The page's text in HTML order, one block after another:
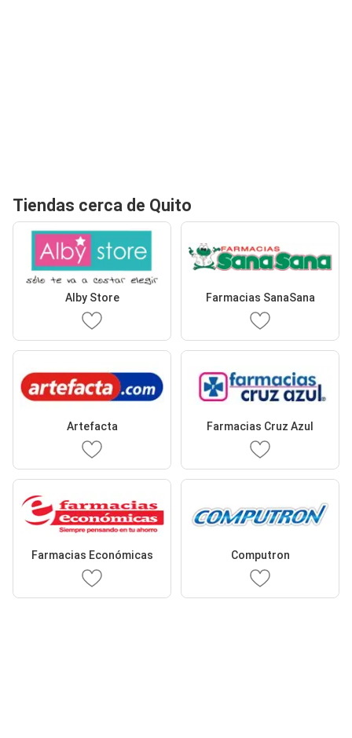
Tiendas cerca de Quito
Alby Store Farmacias SanaSana
Artefacta Farmacias Cruz Azul
Farmacias Económicas Computron